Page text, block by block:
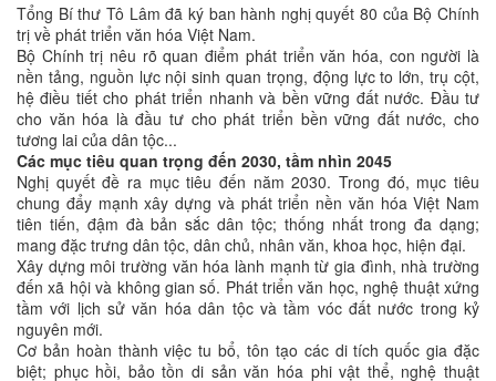
Tổng Bí thư Tô Lâm đã ký ban hành nghị quyết 80 của Bộ Chính
trị về phát triển văn hóa Việt Nam.
Bộ Chính trị nêu rõ quan điểm phát triển văn hóa, con người là
nền tảng, nguồn lực nội sinh quan trọng, động lực to lớn, trụ cột,
hệ điều tiết cho phát triển nhanh và bền vững đất nước. Đầu tư
cho văn hóa là đầu tư cho phát triển bền vững đất nước, cho
tương lai của dân tộc...
Các mục tiêu quan trọng đến 2030, tầm nhìn 2045
Nghị quyết đề ra mục tiêu đến năm 2030. Trong đó, mục tiêu
chung đẩy mạnh xây dựng và phát triển nền văn hóa Việt Nam
tiên tiến, đậm đà bản sắc dân tộc; thống nhất trong đa dạng;
mang đặc trưng dân tộc, dân chủ, nhân văn, khoa học, hiện đại.
Xây dựng môi trường văn hóa lành mạnh từ gia đình, nhà trường
đến xã hội và không gian số. Phát triển văn học, nghệ thuật xứng
tầm với lịch sử văn hóa dân tộc và tầm vóc đất nước trong kỷ
nguyên mới.
Cơ bản hoàn thành việc tu bổ, tôn tạo các di tích quốc gia đặc
biệt; phục hồi, bảo tồn di sản văn hóa phi vật thể, nghệ thuật